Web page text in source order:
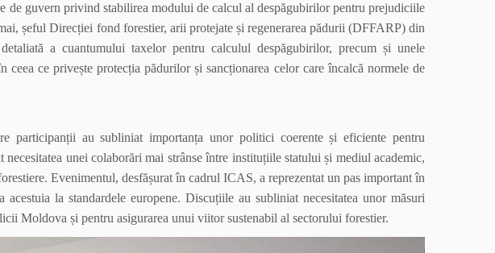
de guvern privind stabilirea modului de calcul al despăgubirilor pentru prejudiciile
șeful Direcției fond forestier, arii protejate și regenerarea pădurii (DFFARP) din
a cuantumului taxelor pentru calculul despăgubirilor, precum și unele
ce privește protecția pădurilor și sancționarea celor care încalcă normele de
participanții au subliniat importanța unor politici coerente și eficiente pentru
unei colaborări mai strânse între instituțiile statului și mediul academic,
Evenimentul, desfășurat în cadrul ICAS, a reprezentat un pas important în
la standardele europene. Discuțiile au subliniat necesitatea unor măsuri
Moldova și pentru asigurarea unui viitor sustenabil al sectorului forestier.